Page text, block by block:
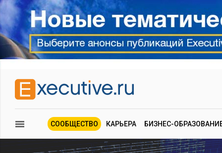
СООБЩЕСТВО КАРЬЕРА БИЗНЕС-